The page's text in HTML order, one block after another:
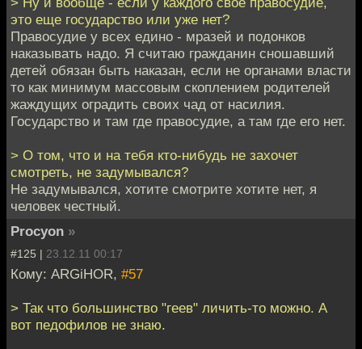
это еще государство или уже нет?
Правосудие у всех едино - мразей и подонков
наказывать надо. Я считаю гражданин сношавший
детей обязан быть наказан, если не органами власти
то как минимум массовым скоплением родителей
жаждущих оградить своих чад от насилия.
Государство и там где правосудие, а там где его нет.
> О том, что и на тебя кто-нибудь не захочет
смотреть, не задумывался?
Не задумывался, хотите смотрите хотите нет, я
человек честный.
Procyon »
#125 | 23.12.11 00:17
Кому: ARGiHOR, #57
> Так что большинство "геев" личить-то можно. А
вот педофилов не знаю.